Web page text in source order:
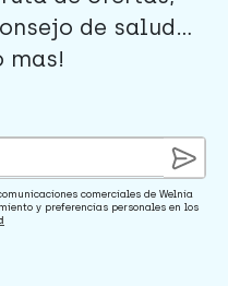
de salud...
mas!
comerciales de Welnia
y preferencias personales en los